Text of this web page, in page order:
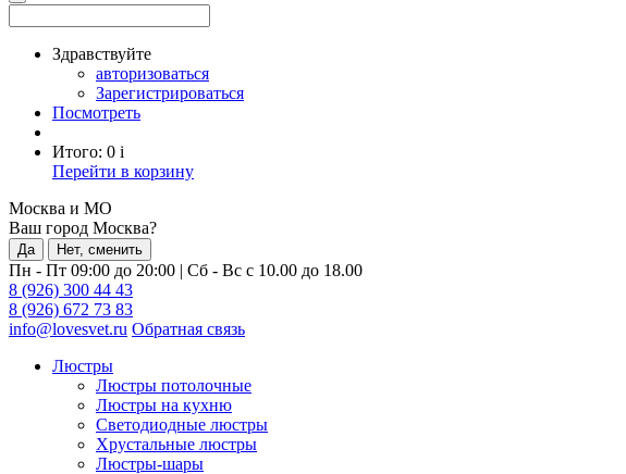
Здравствуйте
авторизоваться
Зарегистрироваться
Посмотреть
Итого: 0 i
Перейти в корзину
Москва и МО
Ваш город Москва?
Да Нет, сменить
Пн - Пт 09:00 до 20:00 | Сб - Вс с 10.00 до 18.00
8 (926) 300 44 43
8 (926) 672 73 83
info@lovesvet.ru Обратная связь
Люстры
Люстры потолочные
Люстры на кухню
Светодиодные люстры
Хрустальные люстры
Люстры-шары